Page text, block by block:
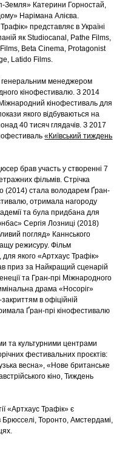
Земля» Катерини Горностай,
Нарімана Алієва.
представляє в Україні
як Studiocanal, Pathe Films,
Beta Cinema, Protagonist
Latido Films.
генеральним менеджером
кінофестивалю. З 2014
кінофестиваль для
якого відбуваються на
40 тисяч глядачів. З 2017
«Київський тиждень
брав участь у створенні 7
фільмів. Стрічка
стала володарем Ґран-
отримала нагороду
та була придбана для
Сергія Лозниці (2018)
погляд» Каннського
режисуру. Фільм
якого «Артхаус Трафік»
приз за Найкращий сценарій
та Гран-прі Міжнародного
драма «Носоріг»
в офіційній
Ґран-прі кінофестивалю
та культурними центрами
фестивальних проєктів:
весна», «Нове британське
кіно, Тиждень
«Артхаус Трафік» є
Брюсселі, Торонто, Амстердамі,